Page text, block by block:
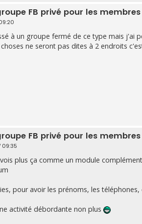
FB privé pour les
à un groupe fermé de ce type mais j'ai
ne seront pas dites à 2 endroits
FB privé pour les
09:35
plus ça comme un module
pour avoir les prénoms, les
activité débordante non plus